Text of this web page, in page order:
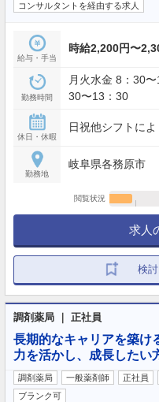
コンサルタントを経由する求人
給与・手当
時給2,200円〜
勤務時間
月火水金 8：30
30〜13：30
休日・休暇
日祝他シフトによ
勤務地
岐阜県各務原市
閲覧状況
求人
検
調剤薬局 ｜ 正社員
長期的なキャリアを築け
力を活かし、成長したい
調剤薬局 一般薬剤師 正社員
ブランク可